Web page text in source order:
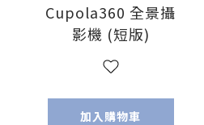
Cupola360 全景攝
影機 (短版)
加入購物車